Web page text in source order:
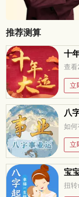
推荐测算
十
查
立
八
如何
立
宝
扭